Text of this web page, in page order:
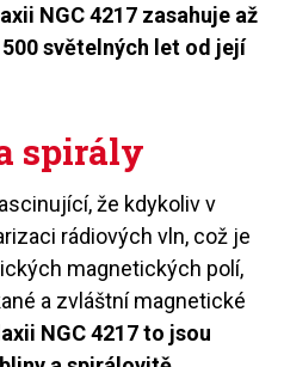
NGC 4217 zasahuje až
světelných let od její
spirály
že kdykoliv v
rádiových vln, což je
magnetických polí,
a zvláštní magnetické
NGC 4217 to jsou